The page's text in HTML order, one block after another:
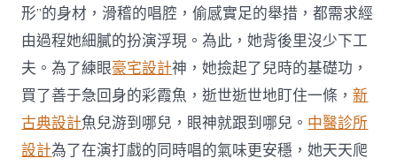
形”的身材，滑稽的唱腔，偷感實足的舉措，都需求經
由過程她細膩的扮演浮現。為此，她背後里沒少下工
夫。為了練眼豪宅設計神，她撿起了兒時的基礎功，
買了善于急回身的彩霞魚，逝世逝世地盯住一條，新
古典設計魚兒游到哪兒，眼神就跟到哪兒。 中醫診所
設計為了在演打戲的同時唱的氣味更安穩，她天天爬